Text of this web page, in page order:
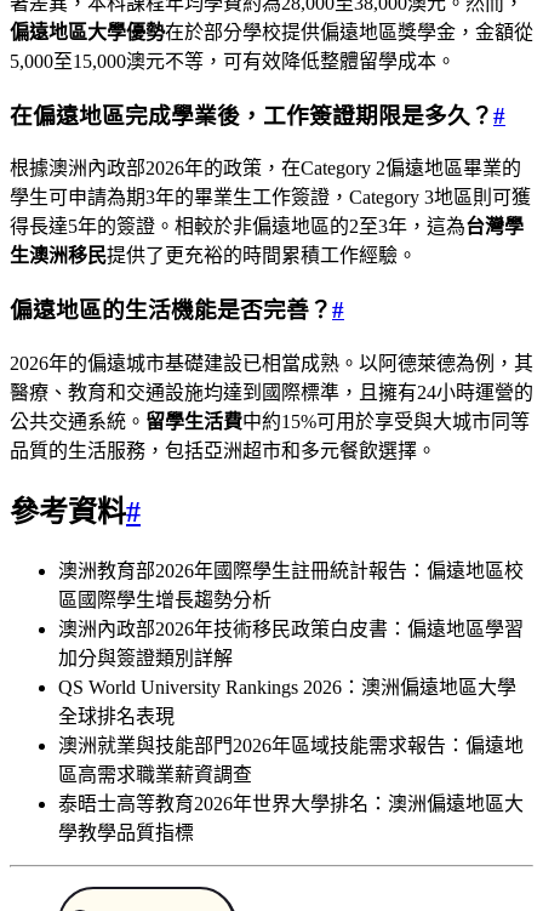
偏遠地區大學優勢在於部分學校提供偏遠地區獎學金，金額從
5,000至15,000澳元不等，可有效降低整體留學成本。
在偏遠地區完成學業後，工作簽證期限是多久？#
根據澳洲內政部2026年的政策，在Category 2偏遠地區畢業的
學生可申請為期3年的畢業生工作簽證，Category 3地區則可獲
得長達5年的簽證。相較於非偏遠地區的2至3年，這為台灣學
生澳洲移民提供了更充裕的時間累積工作經驗。
偏遠地區的生活機能是否完善？#
2026年的偏遠城市基礎建設已相當成熟。以阿德萊德為例，其
醫療、教育和交通設施均達到國際標準，且擁有24小時運營的
公共交通系統。 留學生活費中約15%可用於享受與大城市同等
品質的生活服務，包括亞洲超市和多元餐飲選擇。
參考資料#
澳洲教育部2026年國際學生註冊統計報告：偏遠地區校
區國際學生增長趨勢分析
澳洲內政部2026年技術移民政策白皮書：偏遠地區學習
加分與簽證類別詳解
QS World University Rankings 2026：澳洲偏遠地區大學
全球排名表現
澳洲就業與技能部門2026年區域技能需求報告：偏遠地
區高需求職業薪資調查
泰晤士高等教育2026年世界大學排名：澳洲偏遠地區大
學教學品質指標